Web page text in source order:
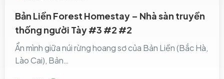
Bản Liền Forest Homestay – Nhà sàn truyền
thống người Tày #3 #2 #2
Ẩn mình giữa núi rừng hoang sơ của Bản Liền (Bắc Hà,
Lào Cai), Bản…